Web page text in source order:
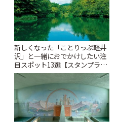
新しくなった「ことりっぷ軽井
沢」と一緒におでかけしたい注
目スポット13選【スタンプラリ
ー開催中】 | ことりっぷ